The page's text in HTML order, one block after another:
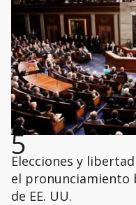
5
Elecciones y
el pronunciamiento
de EE. UU.